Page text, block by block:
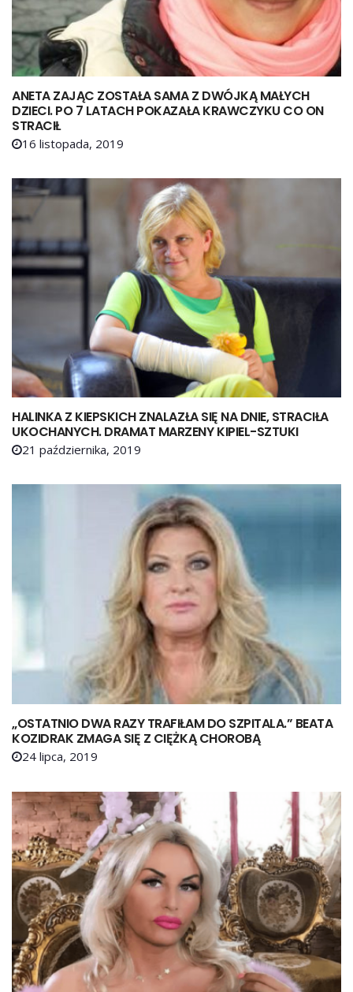
ANETA ZAJĄC ZOSTAŁA SAMA Z DWÓJKĄ MAŁYCH
DZIECI. PO 7 LATACH POKAZAŁA KRAWCZYKU CO ON
STRACIŁ
16 listopada, 2019
HALINKA Z KIEPSKICH ZNALAZŁA SIĘ NA DNIE, STRACIŁA
UKOCHANYCH. DRAMAT MARZENY KIPIEL-SZTUKI
21 października, 2019
„OSTATNIO DWA RAZY TRAFIŁAM DO SZPITALA.” BEATA
KOZIDRAK ZMAGA SIĘ Z CIĘŻKĄ CHOROBĄ
24 lipca, 2019